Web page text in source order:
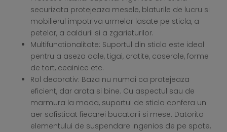
securizata protejeaza mesele, blaturile de lucru si
mobilierul impotriva urmelor lasate pe sticla, a
petelor, a caldurii si a zgarieturilor.
Multifunctionalitate: Suportul din sticla este ideal
pentru a aseza oale, tigai, cratite, caserole, forme
de tort, ceainice etc.
Rol decorativ: Baza nu numai ca protejeaza
eficient, dar arata si bine. Cu aspectul sau de
marmura la moda, suportul de sticla confera un
aer sofisticat fiecarei bucatarii si mese. Datorita
elementului de suspendare ingenios de pe spate,